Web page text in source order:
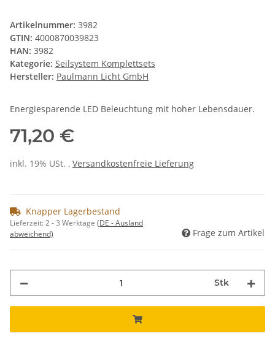
Artikelnummer: 3982
GTIN: 4000870039823
HAN: 3982
Kategorie: Seilsystem Komplettsets
Hersteller: Paulmann Licht GmbH
Energiesparende LED Beleuchtung mit hoher Lebensdauer.
71,20 €
inkl. 19% USt. , Versandkostenfreie Lieferung
Knapper Lagerbestand
Lieferzeit:2 - 3 Werktage (DE - Ausland
abweichend)
Frage zum Artikel
Stk